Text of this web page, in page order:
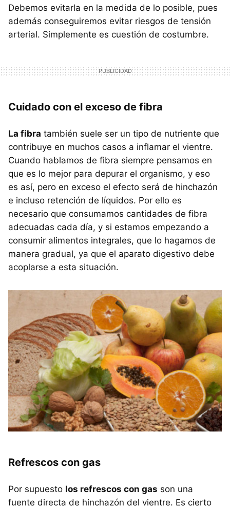
Debemos evitarla en la medida de lo posible, pues
además conseguiremos evitar riesgos de tensión
arterial. Simplemente es cuestión de costumbre.
Cuidado con el exceso de fibra
La fibra también suele ser un tipo de nutriente que
contribuye en muchos casos a inflamar el vientre.
Cuando hablamos de fibra siempre pensamos en
que es lo mejor para depurar el organismo, y eso
es así, pero en exceso el efecto será de hinchazón
e incluso retención de líquidos. Por ello es
necesario que consumamos cantidades de fibra
adecuadas cada día, y si estamos empezando a
consumir alimentos integrales, que lo hagamos de
manera gradual, ya que el aparato digestivo debe
acoplarse a esta situación.
Refrescos con gas
Por supuesto los refrescos con gas son una
fuente directa de hinchazón del vientre. Es cierto